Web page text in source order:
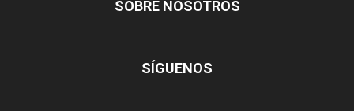
SOBRE NOSOTROS
SÍGUENOS